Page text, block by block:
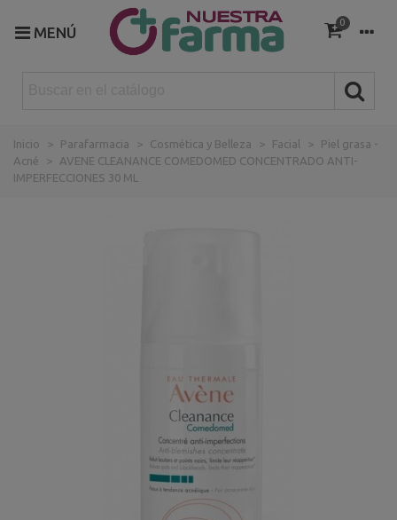
MENÚ
0
Inicio > Parafarmacia > Cosmética y Belleza > Facial >
Piel grasa -
Acné
>
AVENE CLEANANCE COMEDOMED CONCENTRADO ANTI-
IMPERFECCIONES 30 ML